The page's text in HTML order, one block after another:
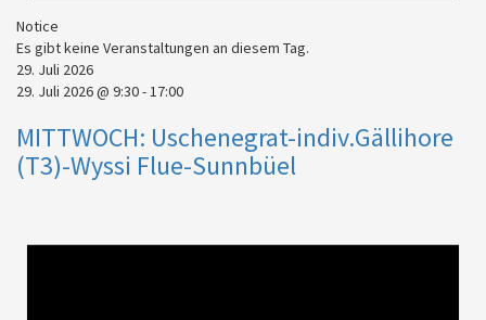
Notice
Es gibt keine Veranstaltungen an diesem Tag.
29. Juli 2026
29. Juli 2026 @ 9:30- 17:00
MITTWOCH: Uschenegrat-indiv.Gällihore
(T3)-Wyssi Flue-Sunnbüel